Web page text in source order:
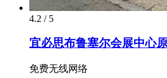
4.2 / 5
宜必思布鲁塞尔会展中心
免费无线网络